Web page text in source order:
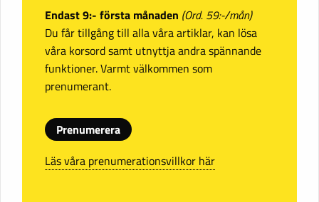
Endast 9:- första månaden (Ord. 59:-/mån)
Du får tillgång till alla våra artiklar, kan lösa
våra korsord samt utnyttja andra spännande
funktioner. Varmt välkommen som
prenumerant.
Prenumerera
Läs våra prenumerationsvillkor här